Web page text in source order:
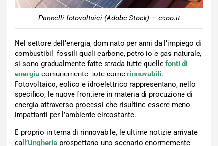
Pannelli fotovoltaici (Adobe Stock) – ecoo.it
Nel settore dell’energia, dominato per anni dall’impiego di
combustibili fossili quali carbone, petrolio e gas naturale,
si sono gradualmente fatte strada tutte quelle fonti di
energia comunemente note come rinnovabili.
Fotovoltaico, eolico e idroelettrico rappresentano, nello
specifico, le nuove frontiere in materia di produzione di
energia attraverso processi che risultino essere meno
impattanti per l’ambiente circostante.
E proprio in tema di rinnovabile, le ultime notizie arrivate
dall’Ungheria prospettano uno scenario enormemente